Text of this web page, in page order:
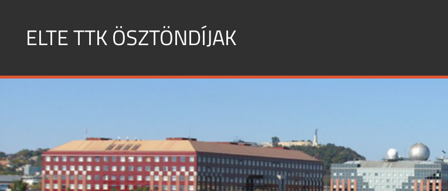
contentELTE TTK ÖSZTÖNDÍJAK